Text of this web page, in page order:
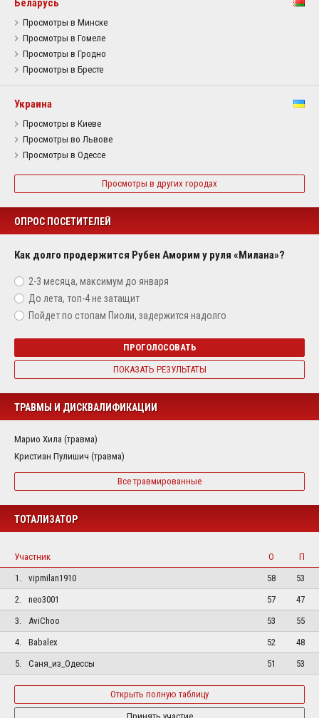
Беларусь
Просмотры в Минске
Просмотры в Гомеле
Просмотры в Гродно
Просмотры в Бресте
Украина
Просмотры в Киеве
Просмотры во Львове
Просмотры в Одессе
Просмотры в других городах
ОПРОС ПОСЕТИТЕЛЕЙ
Как долго продержится Рубен Аморим у руля «Милана»?
2-3 месяца, максимум до января
До лета, топ-4 не затащит
Пойдет по стопам Пиоли, задержится надолго
ПРОГОЛОСОВАТЬ
ПОКАЗАТЬ РЕЗУЛЬТАТЫ
ТРАВМЫ И ДИСКВАЛИФИКАЦИИ
Марио Хила (травма)
Кристиан Пулишич (травма)
Все травмированные
ТОТАЛИЗАТОР
Участник О
П
1.
vipmilan1910 58
53
2.
neo3001 57
47
3.
AviChoo 53
55
4.
Babalex 52
48
5.
Саня_из_Одессы 51 53
Открыть полную таблицу